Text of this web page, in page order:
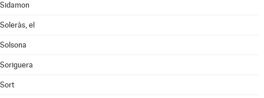
Sidamon
Soleràs, el
Solsona
Soriguera
Sort